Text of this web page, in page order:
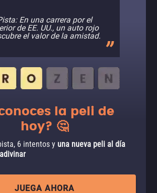
En una carrera por el
de EE. UU., un auto rojo
el valor de la amistad.
la peli de
hoy? 🤔
6 intentos y una nueva peli al día
JUEGA AHORA